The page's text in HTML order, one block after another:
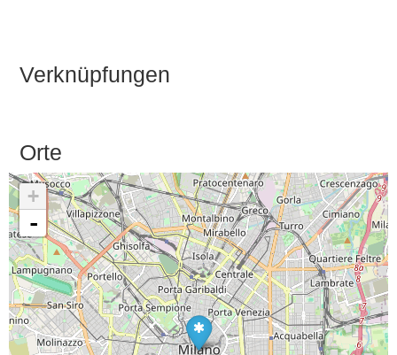
Verknüpfungen
Orte
+
-